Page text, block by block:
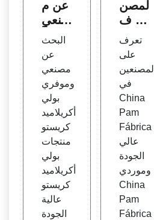
عن م
صنعي
بولي أ
كريلام
يد كري
ستو
البحث
عن
مصنعي
وموفري
بولي
أكريلاميد
كريستو
منتجات
بولي
أكريلاميد
كريستو
عالية
الجودة
المصن
عين ف
ي الص
ين Pa
m Fá
brica
de Hi
gh
تعرف
على
المصنعين
في
China
Pam
Fábrica
عالي
الجودة
وموردي
China
Pam
Fábrica